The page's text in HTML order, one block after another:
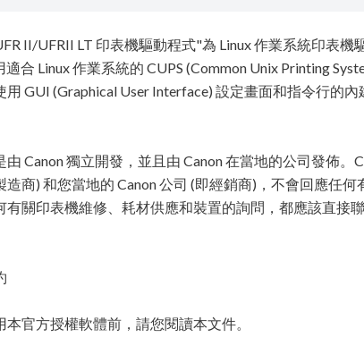
II/UFRII LT 印表機驅動程式"為 Linux 作業系統印表機
合 Linux 作業系統的 CUPS (Common Unix Printing
GUI (Graphical User Interface) 設定畫面和指令行的內
Canon 獨立開發，並且由 Canon 在當地的公司發佈。
商) 和您當地的 Canon 公司 (即經銷商)，不會回應任
有關印表機維修、耗材供應和裝置的詢問，都應該直接
官方授權軟體前，請您閱讀本文件。